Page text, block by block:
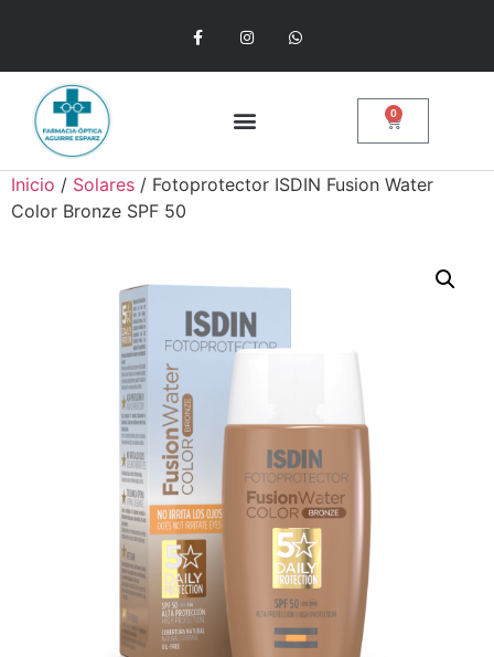
0
Inicio / Solares / Fotoprotector ISDIN Fusion Water
Color Bronze SPF 50